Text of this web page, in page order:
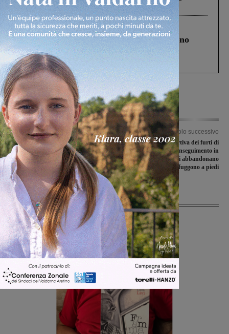
Levane nel 2020
Cronaca 4 Agosto 2026
Un anno fa la strage in A1 in cui morirono
Gianni, Giulia e Franco. Lo schianto, il
processo, lo stop ai sorpassi fra tir....
Articolo precedente
Gli studenti del Vasari si sfidano a
suon di cocktail. Lisa Orofino si
aggiudica il campionato barman
“Memorial Violi”
Articolo successivo
Ritrovata la refurtiva dei furti di
Faella: dopo un inseguimento in
autostrada i ladri abbandonano
l’auto e fuggono a piedi
Ultime Notizie